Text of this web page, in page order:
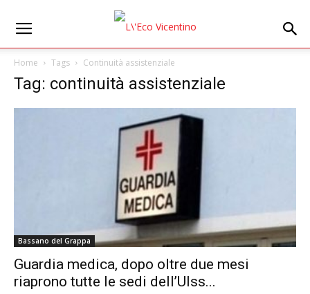
Home Tags Continuità assistenziale
Tag: continuità assistenziale
Bassano del Grappa
Guardia medica, dopo oltre due mesi
riaprono tutte le sedi dell’Ulss...